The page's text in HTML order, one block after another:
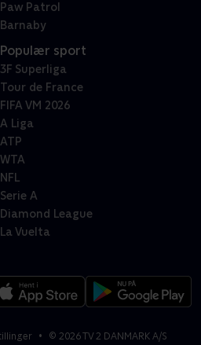
Paw Patrol
Barnaby
Populær sport
3F Superliga
Tour de France
FIFA VM 2026
A Liga
ATP
WTA
NFL
Serie A
Diamond League
La Vuelta
© 2026TV 2 DANMARK A/S